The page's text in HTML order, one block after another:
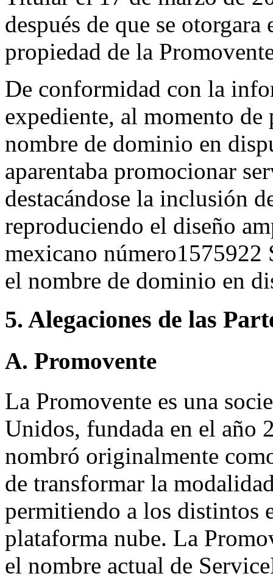
después de que se
propiedad de la
De conformidad con la
expediente, al momento
nombre de dominio en
aparentaba promocionar
destacándose la inclusión
reproduciendo el diseño
mexicano
el nombre de dominio en
5. Alegaciones de las
A. Promovente
La Promovente es una
Unidos, fundada en el año
nombró originalmente
de transformar la
permitiendo a los distintos
plataforma nube. La
el nombre actual de